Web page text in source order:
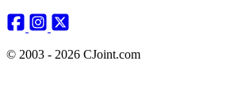
© 2003 - 2026 CJoint.com